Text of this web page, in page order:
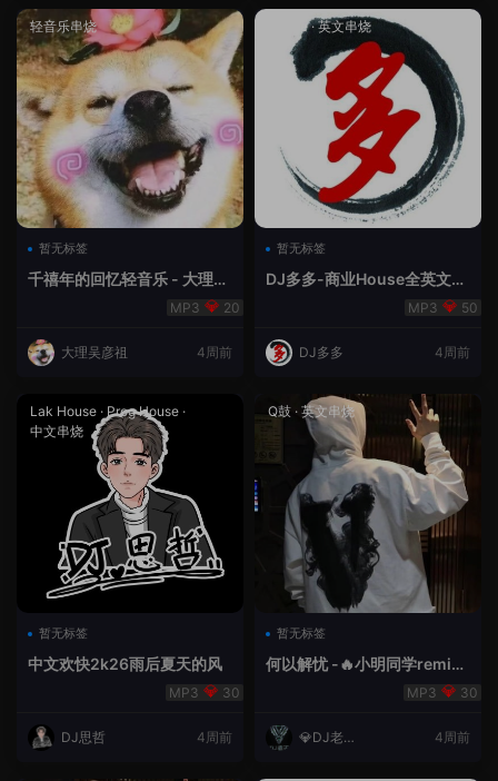
轻音乐串烧
暂无标签
千禧年的回忆轻音乐 - 大理吴
20
大理吴彦祖 4周前
House·英文串烧
暂无标签
DJ多多-商业House全英文经
50
DJ多多 4周前
Lak House · Prog House ·
中文串烧
暂无标签
中文欢快2k26雨后夏天的风
30
DJ思哲 4周前
Q鼓 · 英文串烧
暂无标签
何以解忧 -🔥小明同学remix
30
💎DJ老王
4周前